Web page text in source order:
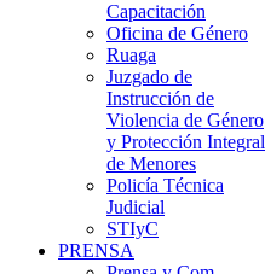
Capacitación
Oficina de Género
Ruaga
Juzgado de
Instrucción de
Violencia de Género
y Protección Integral
de Menores
Policía Técnica
Judicial
STIyC
PRENSA